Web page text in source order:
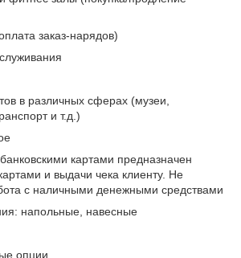
заказ-нарядов)
в различных сферах (музеи,
и т.д.)
картами предназначен
и выдачи чека клиенту. Не
с наличными денежными средствами
напольные, навесные
опции